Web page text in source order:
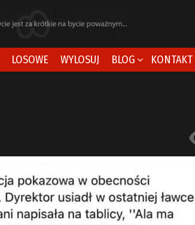
LOSOWE WYLOSUJ BLOG KONTAKT